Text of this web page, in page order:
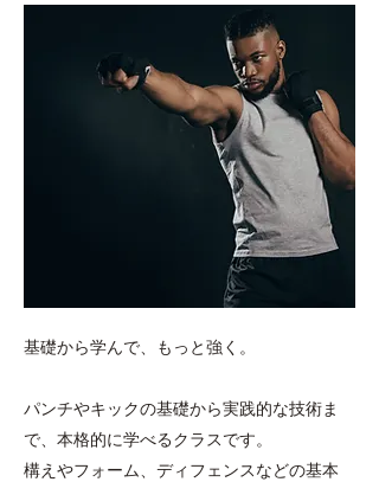
基礎から学んで、もっと強く。
パンチやキックの基礎から実践的な技術ま
で、本格的に学べるクラスです。
構えやフォーム、ディフェンスなどの基本